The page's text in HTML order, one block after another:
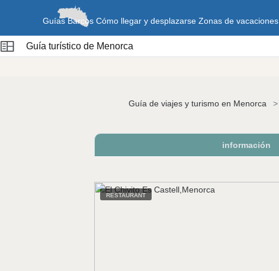
Guías Barcos Cómo llegar y desplazarse Zonas de vacaciones
Guía turístico de Menorca
Guía de viajes y turismo en Menorca
información
RESTAURANT